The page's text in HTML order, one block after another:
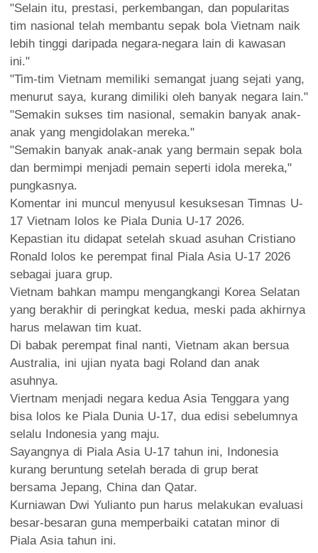
"Selain itu, prestasi, perkembangan, dan popularitas
tim nasional telah membantu sepak bola Vietnam naik
lebih tinggi daripada negara-negara lain di kawasan
ini."
"Tim-tim Vietnam memiliki semangat juang sejati yang,
menurut saya, kurang dimiliki oleh banyak negara lain."
"Semakin sukses tim nasional, semakin banyak anak-
anak yang mengidolakan mereka."
"Semakin banyak anak-anak yang bermain sepak bola
dan bermimpi menjadi pemain seperti idola mereka,"
pungkasnya.
Komentar ini muncul menyusul kesuksesan Timnas U-
17 Vietnam lolos ke Piala Dunia U-17 2026.
Kepastian itu didapat setelah skuad asuhan Cristiano
Ronald lolos ke perempat final Piala Asia U-17 2026
sebagai juara grup.
Vietnam bahkan mampu mengangkangi Korea Selatan
yang berakhir di peringkat kedua, meski pada akhirnya
harus melawan tim kuat.
Di babak perempat final nanti, Vietnam akan bersua
Australia, ini ujian nyata bagi Roland dan anak
asuhnya.
Viertnam menjadi negara kedua Asia Tenggara yang
bisa lolos ke Piala Dunia U-17, dua edisi sebelumnya
selalu Indonesia yang maju.
Sayangnya di Piala Asia U-17 tahun ini, Indonesia
kurang beruntung setelah berada di grup berat
bersama Jepang, China dan Qatar.
Kurniawan Dwi Yulianto pun harus melakukan evaluasi
besar-besaran guna memperbaiki catatan minor di
Piala Asia tahun ini.